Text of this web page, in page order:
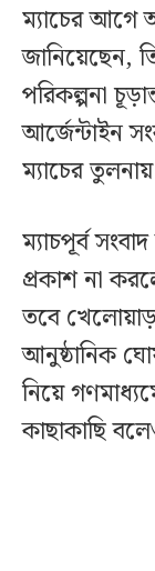
ম্যাচের আগে
জানিয়েছেন,
পরিকল্পনা
আর্জেন্টাইন
ম্যাচের
ম্যাচপূর্ব
প্রকাশ না
তবে
আনুষ্ঠানিক
নিয়ে
কাছাকাছি